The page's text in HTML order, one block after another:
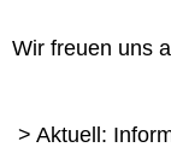
Wir freuen uns
> Aktuell: